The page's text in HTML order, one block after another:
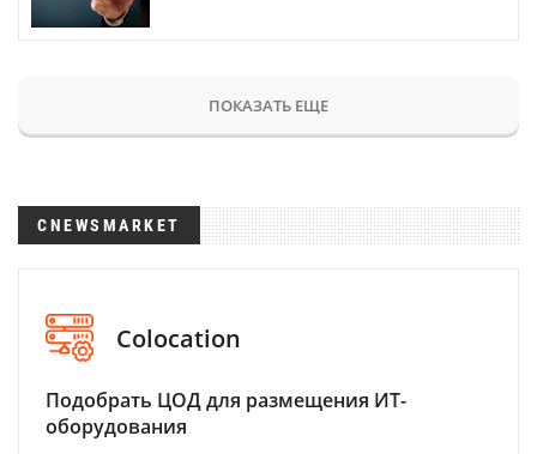
ПОКАЗАТЬ ЕЩЕ
CNEWSMARKET
Colocation
Подобрать ЦОД для размещения ИТ-
оборудования